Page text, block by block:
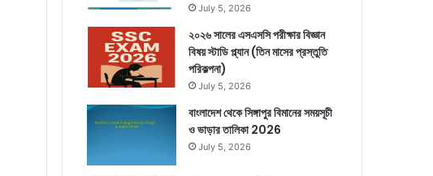
July 5, 2026
২০২৬ সালের এসএসসি পরীক্ষার বিজ্ঞান
বিষয় স্টাডি প্ল্যান (তিন মাসের প্রস্তুতি
পরিকল্পনা)
July 5, 2026
বাংলাদেশ থেকে সিঙ্গাপুর বিমানের সময়সূচী
ও ভাড়ার তালিকা 2026
July 5, 2026